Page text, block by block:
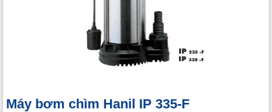
Máy bơm chìm Hanil IP 335-F